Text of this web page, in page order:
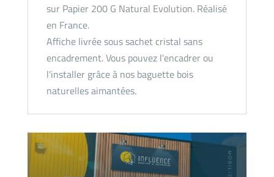
sur Papier 200 G Natural Evolution. Réalisé
en France.
Affiche livrée sous sachet cristal sans
encadrement. Vous pouvez l'encadrer ou
l'installer grâce à nos baguette bois
naturelles aimantées.